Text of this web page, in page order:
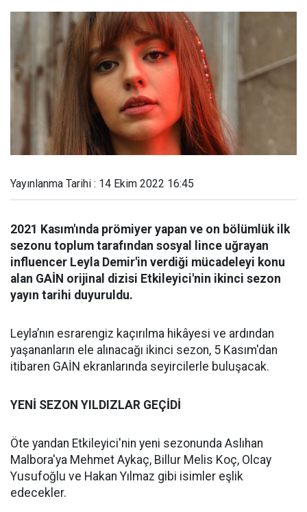
Yayınlanma Tarihi : 14 Ekim 2022 16:45
2021 Kasım'ında prömiyer yapan ve on bölümlük ilk
sezonu toplum tarafından sosyal lince uğrayan
influencer Leyla Demir'in verdiği mücadeleyi konu
alan GAİN orijinal dizisi Etkileyici'nin ikinci sezon
yayın tarihi duyuruldu.
Leyla’nın esrarengiz kaçırılma hikâyesi ve ardından
yaşananların ele alınacağı ikinci sezon, 5 Kasım'dan
itibaren GAİN ekranlarında seyircilerle buluşacak.
YENİ SEZON YILDIZLAR GEÇİDİ
Öte yandan Etkileyici'nin yeni sezonunda Aslıhan
Malbora'ya Mehmet Aykaç, Billur Melis Koç, Olcay
Yusufoğlu ve Hakan Yılmaz gibi isimler eşlik
edecekler.